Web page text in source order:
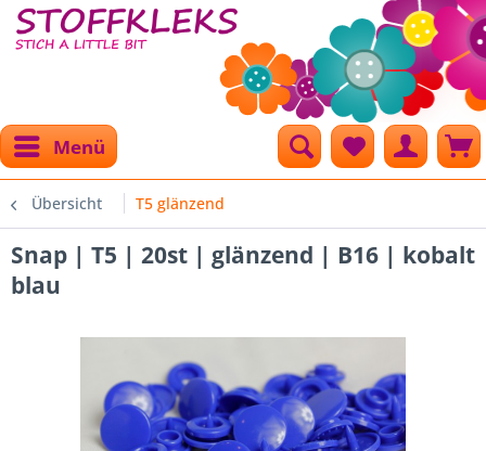
Menü
Übersicht T5 glänzend
Snap | T5 | 20st | glänzend | B16 | kobalt
blau